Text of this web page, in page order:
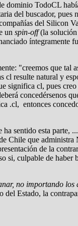
dominio TodoCL
del buscador,
del Silicon
un spin-off(la solución
íntegramente
"creemos que tal
resulte natural y
significa cl, pues
concedérsenos
entonces
sentido esta
que
de la
culpable de haber
no importando los
del Estado, la